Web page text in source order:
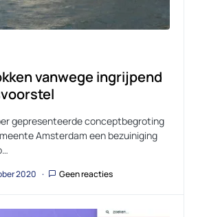
vanwege ingrijpend
gepresenteerde conceptbegroting
Amsterdam een bezuiniging
2020 Geen reacties